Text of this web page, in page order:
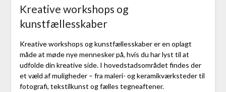
Kreative workshops og
kunstfællesskaber
Kreative workshops og kunstfællesskaber er en oplagt
måde at møde nye mennesker på, hvis du har lyst til at
udfolde din kreative side. I hovedstadsområdet findes der
et væld af muligheder – fra maleri- og keramikværksteder til
fotografi, tekstilkunst og fælles tegneaftener.